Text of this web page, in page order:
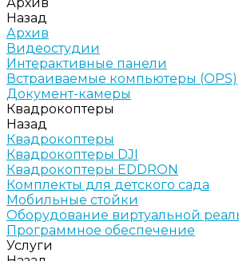
Назад
Архив
Видеостудии
Интерактивные панели
Встраиваемые компьютеры (OPS)
Документ-камеры
Квадрокоптеры
Назад
Квадрокоптеры
Квадрокоптеры DJI
Квадрокоптеры EDDRON
Комплекты для детского сада
Мобильные стойки
Оборудование виртуальной
Программное обеспечение
Услуги